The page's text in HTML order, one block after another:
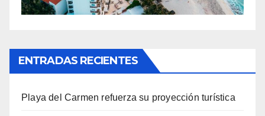
ENTRADAS RECIENTES
Playa del Carmen refuerza su proyección turística